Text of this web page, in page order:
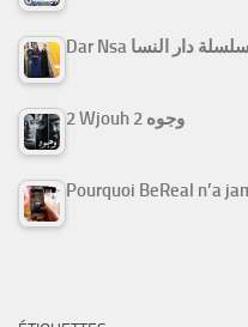
Dar Nsa سلسلة دار النسا
2 Wjouh 2 وجوه
Pourquoi BeReal n’a